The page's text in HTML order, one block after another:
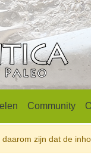
Community
zijn dat de